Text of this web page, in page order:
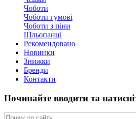
Чоботи
Чоботи гумові
Чоботи з піни
Шльопанці
Рекомендовано
Новинки
Знижки
Бренди
Контакти
Починайте вводити та